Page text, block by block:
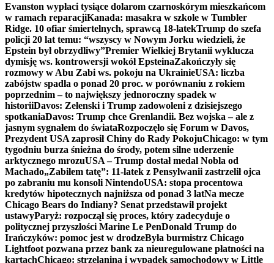
Evanston wypłaci tysiące dolarom czarnoskórym mieszkańcom
w ramach reparacjiKanada: masakra w szkole w Tumbler
Ridge. 10 ofiar śmiertelnych, sprawcą 18-latekTrump do szefa
policji 20 lat temu: “wszyscy w Nowym Jorku wiedzieli, że
Epstein był obrzydliwy”Premier Wielkiej Brytanii wyklucza
dymisję ws. kontrowersji wokół EpsteinaZakończyły się
rozmowy w Abu Zabi ws. pokoju na UkrainieUSA: liczba
zabójstw spadła o ponad 20 proc. w porównaniu z rokiem
poprzednim – to największy jednoroczny spadek w
historiiDavos: Zełenski i Trump zadowoleni z dzisiejszego
spotkaniaDavos: Trump chce Grenlandii. Bez wojska – ale z
jasnym sygnałem do świataRozpoczęło się Forum w Davos,
Prezydent USA zaprosił Chiny do Rady PokojuChicago: w tym
tygodniu burza śnieżna do środy, potem silne uderzenie
arktycznego mrozuUSA – Trump dostał medal Nobla od
Machado„Zabiłem tatę”: 11-latek z Pensylwanii zastrzelił ojca
po zabraniu mu konsoli NintendoUSA: stopa procentowa
kredytów hipotecznych najniższa od ponad 3 latNa mecze
Chicago Bears do Indiany? Senat przedstawił projekt
ustawyParyż: rozpoczął się proces, który zadecyduje o
politycznej przyszłości Marine Le PenDonald Trump do
Irańczyków: pomoc jest w drodzeByła burmistrz Chicago
Lightfoot pozwana przez bank za nieuregulowane płatności na
kartachChicago: strzelanina i wypadek samochodowy w Little